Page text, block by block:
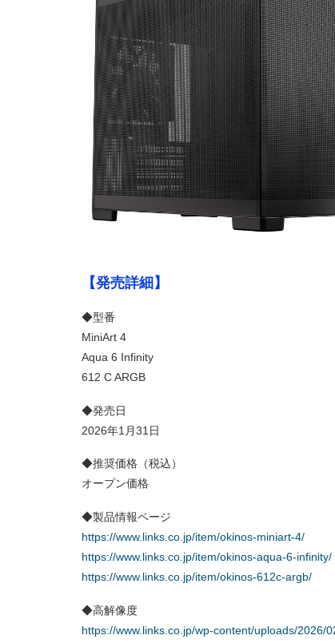
【発売詳細】
◆型番
MiniArt 4
Aqua 6 Infinity
612 C ARGB
◆発売日
2026年1月31日
◆推奨価格（税込）
オープン価格
◆製品情報ページ
https://www.links.co.jp/item/okinos-miniart-4/
https://www.links.co.jp/item/okinos-aqua-6-infinity/
https://www.links.co.jp/item/okinos-612c-argb/
◆高解像度
https://www.links.co.jp/wp-content/uploads/2026/